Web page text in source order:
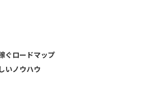
ぐロードマップ
いノウハウ